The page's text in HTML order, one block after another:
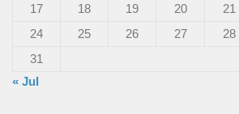
17
18 19 20 21
24
25 26 27 28
31
« Jul